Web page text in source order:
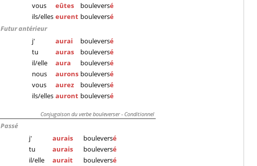
vous
eûtes bouleversé
ils/elles eurent bouleversé
Futur antérieur
j'
aurai bouleversé
tu
auras bouleversé
il/elle
aura bouleversé
nous
aurons bouleversé
vous
aurez bouleversé
ils/elles auront bouleversé
Conjugaison du verbe bouleverser - Conditionnel
Passé
j'
aurais bouleversé
tu
aurais bouleversé
il/elle
aurait bouleversé